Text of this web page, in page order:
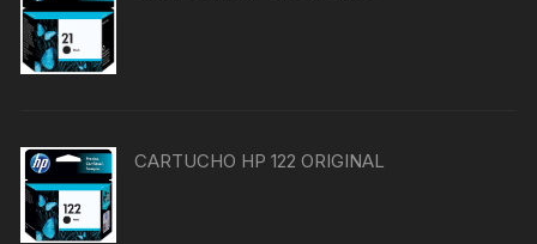
CARTUCHO HP 122 ORIGINAL